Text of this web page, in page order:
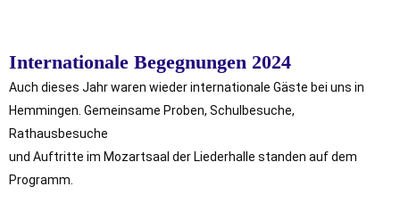
Internationale Begegnungen 2024
Auch dieses Jahr waren wieder internationale Gäste bei uns in
Hemmingen. Gemeinsame Proben, Schulbesuche,
Rathausbesuche
und Auftritte im Mozartsaal der Liederhalle standen auf dem
Programm.